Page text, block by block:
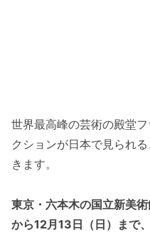
世界最高峰の芸術の殿堂
クションが日本で見られ
きます。
東京・六本木の国立新美
から12月13日（日）まで